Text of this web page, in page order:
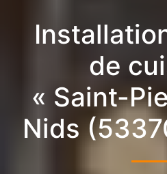
de
« Saint-
Nids